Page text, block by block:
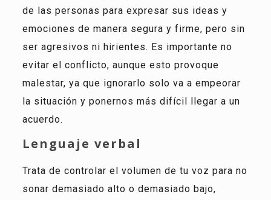
de las personas para expresar sus ideas y
emociones de manera segura y firme, pero sin
ser agresivos ni hirientes. Es importante no
evitar el conflicto, aunque esto provoque
malestar, ya que ignorarlo solo va a empeorar
la situación y ponernos más difícil llegar a un
acuerdo.
Lenguaje verbal
Trata de controlar el volumen de tu voz para no
sonar demasiado alto o demasiado bajo,